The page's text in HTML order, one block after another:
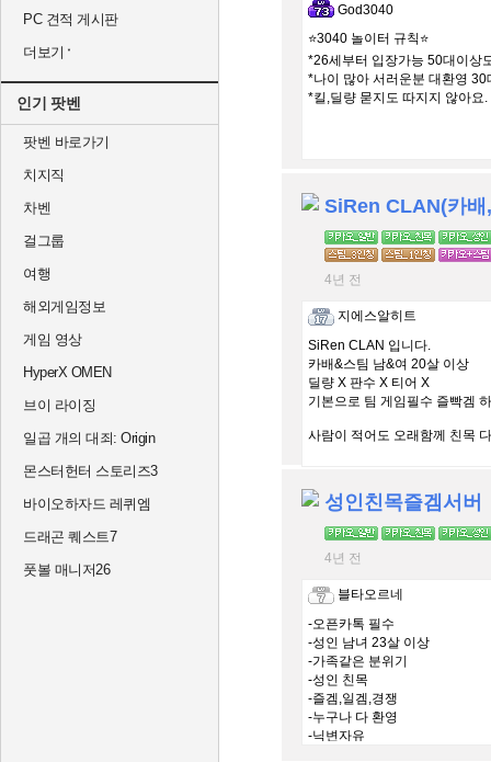
PC 견적 게시판
더보기
인기 팟벤
팟벤 바로가기
치지직
차벤
걸그룹
여행
해외게임정보
게임 영상
HyperX OMEN
브이 라이징
일곱 개의 대죄: Origin
몬스터헌터 스토리즈3
바이오하자드 레퀴엠
드래곤 퀘스트7
풋볼 매니저26
God3040
⭐️3040 놀이터 규칙⭐️
*26세부터 입장가능 50대이상
*나이 많아 서러운분 대환영
*킬,딜량 묻지도 따지지 않아요
SiRen CLAN(카배
4년 전
지에스알히트
SiRen CLAN 입니다.
카배&스팀 남&여 20살 이상
딜량 X 판수 X 티어 X
기본으로 팀 게임필수 즐빡겜
사람이 적어도 오래함께 친목
성인친목즐겜서버
4년 전
블타오르네
-오픈카톡 필수
-성인 남녀 23살 이상
-가족같은 분위기
-성인 친목
-즐겜,일겜,경쟁
-누구나 다 환영
-닉변자유